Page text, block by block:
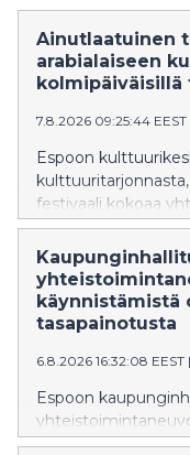
Ainutlaatuinen
arabialaiseen
kolmipäiväisillä
7.8.2026 09:25:44 EEST
Espoon
festivaali kokoaa
kulttuurirajojen
Ohjelmassa on
työpajoja,
kulttuuriperinteitä
käynnistämistä
tasapainotusta
6.8.2026 16:32:08 EEST |
Espoon
alkaen.